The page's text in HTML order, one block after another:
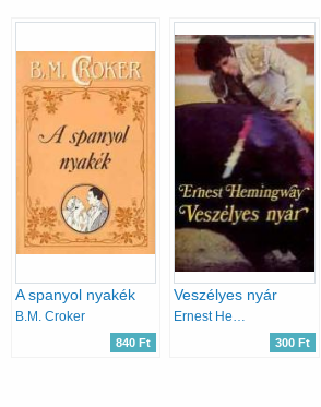
A spanyol nyakék
B.M. Croker
840 Ft
Veszélyes nyár
Ernest Hemingway
300 Ft